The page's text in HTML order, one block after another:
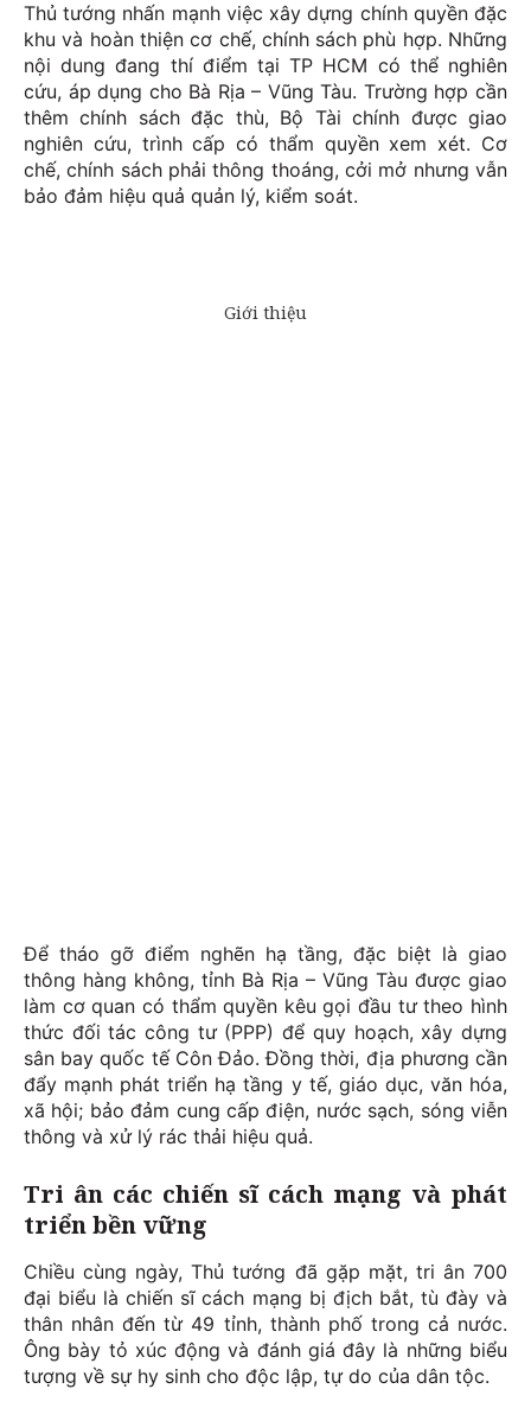
Thủ tướng nhấn mạnh việc xây dựng chính quyền đặc
khu và hoàn thiện cơ chế, chính sách phù hợp. Những
nội dung đang thí điểm tại TP HCM có thể nghiên
cứu, áp dụng cho Bà Rịa – Vũng Tàu. Trường hợp cần
thêm chính sách đặc thù, Bộ Tài chính được giao
nghiên cứu, trình cấp có thẩm quyền xem xét. Cơ
chế, chính sách phải thông thoáng, cởi mở nhưng vẫn
bảo đảm hiệu quả quản lý, kiểm soát.
Để tháo gỡ điểm nghẽn hạ tầng, đặc biệt là giao
thông hàng không, tỉnh Bà Rịa – Vũng Tàu được giao
làm cơ quan có thẩm quyền kêu gọi đầu tư theo hình
thức đối tác công tư (PPP) để quy hoạch, xây dựng
sân bay quốc tế Côn Đảo. Đồng thời, địa phương cần
đẩy mạnh phát triển hạ tầng y tế, giáo dục, văn hóa,
xã hội; bảo đảm cung cấp điện, nước sạch, sóng viễn
thông và xử lý rác thải hiệu quả.
Tri ân các chiến sĩ cách mạng và phát
triển bền vững
Chiều cùng ngày, Thủ tướng đã gặp mặt, tri ân 700
đại biểu là chiến sĩ cách mạng bị địch bắt, tù đày và
thân nhân đến từ 49 tỉnh, thành phố trong cả nước.
Ông bày tỏ xúc động và đánh giá đây là những biểu
tượng về sự hy sinh cho độc lập, tự do của dân tộc.